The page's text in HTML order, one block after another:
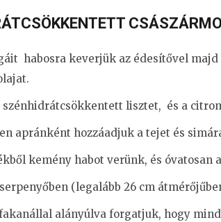
habosra keverjük az édesítővel
szénhidrátcsökkentett lisztet, és a
apránként hozzáadjuk a tejet és
kemény habot verünk, és óvatosan
(legalább 26 cm
fakanállal alányúlva forgatjuk, hogy